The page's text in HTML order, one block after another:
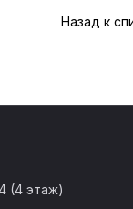
Назад к
(4 этаж)